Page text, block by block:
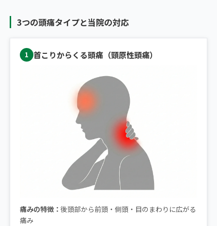
3つの頭痛タイプと当院の対応
1 首こりからくる頭痛（頸原性頭痛）
痛みの特徴： 後頭部から前頭・側頭・目のまわりに広がる
痛み